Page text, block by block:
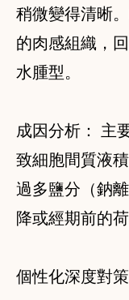
稍微變得清晰
的肉感組織，
水腫型。
成因分析： 主
致細胞間質液
過多鹽分（鈉
降或經期前的荷
個性化深度對策